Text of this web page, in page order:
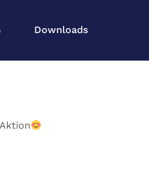
Downloads